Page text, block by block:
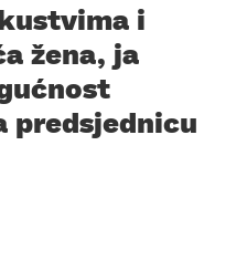
i
žena, ja
predsjednicu